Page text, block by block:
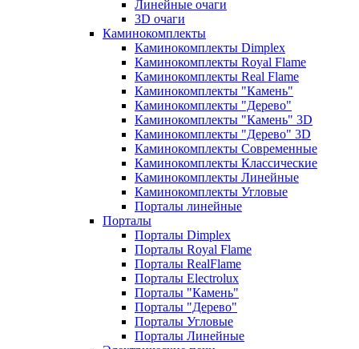
Линейные очаги
3D очаги
Каминокомплекты
Каминокомплекты Dimplex
Каминокомплекты Royal Flame
Каминокомплекты Real Flame
Каминокомплекты "Камень"
Каминокомплекты "Дерево"
Каминокомплекты "Камень" 3D
Каминокомплекты "Дерево" 3D
Каминокомплекты Современные
Каминокомплекты Классические
Каминокомплекты Линейные
Каминокомплекты Угловые
Порталы линейные
Порталы
Порталы Dimplex
Порталы Royal Flame
Порталы RealFlame
Порталы Electrolux
Порталы "Камень"
Порталы "Дерево"
Порталы Угловые
Порталы Линейные